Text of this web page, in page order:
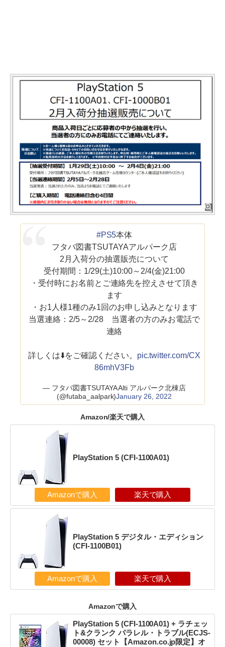
#PS5本体
フタバ図書TSUTAYAアルパーク店
2月入荷分の抽選販売について
受付期間：1/29(土)10:00～2/4(金)21:00
・受付時にお名前とご連絡先を控えさせて頂き
ます
・お1人様1種のみ1回のお申し込みとなります
当選連絡：2/5～2/28 当選者の方のみお電話で
連絡
詳しくは⬇️をご確認ください。 pic.twitter.com/CX
86mhV3Fb
— フタバ図書TSUTAYA Alti アルパーク北棟店
(@futaba_aalpark)January 26, 2022
Amazon/楽天で購入
PlayStation 5 (CFI-1100A01)
Amazonで購入 楽天で購入
PlayStation 5 デジタル・エディション
(CFI-1100B01)
Amazonで購入 楽天で購入
Amazonで購入
PlayStation 5 (CFI-1100A01) + ラチェッ
ト&クランク パラレル・トラブル(ECJS-
00008) セット【Amazon.co.jp限定】オ